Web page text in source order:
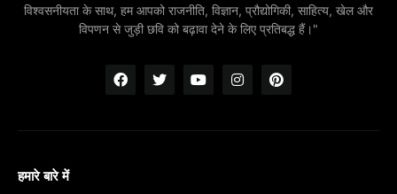
विश्वसनीयता के साथ, हम आपको राजनीति, विज्ञान, प्रौद्योगिकी, साहित्य, खेल और
विपणन से जुड़ी छवि को बढ़ावा देने के लिए प्रतिबद्ध हैं।"
हमारे बारे में